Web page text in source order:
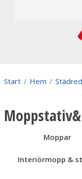
Start / Hem /
Moppar
Interiörmopp &